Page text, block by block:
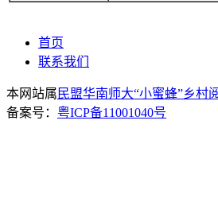
首页
联系我们
本网站属 民盟华南师大“小蜜蜂”乡村
备案号： 粤ICP备11001040号